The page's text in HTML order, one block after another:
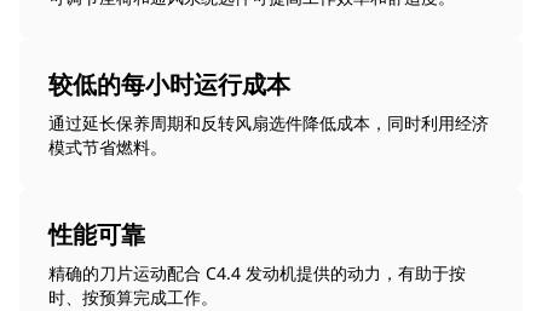
较低的每小时运行成本
通过延长保养周期和反转风扇选件降低成本，同时利用经济
模式节省燃料。
性能可靠
精确的刀片运动配合 C4.4 发动机提供的动力，有助于按
时、按预算完成工作。